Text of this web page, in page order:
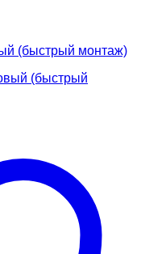
(быстрый монтаж)